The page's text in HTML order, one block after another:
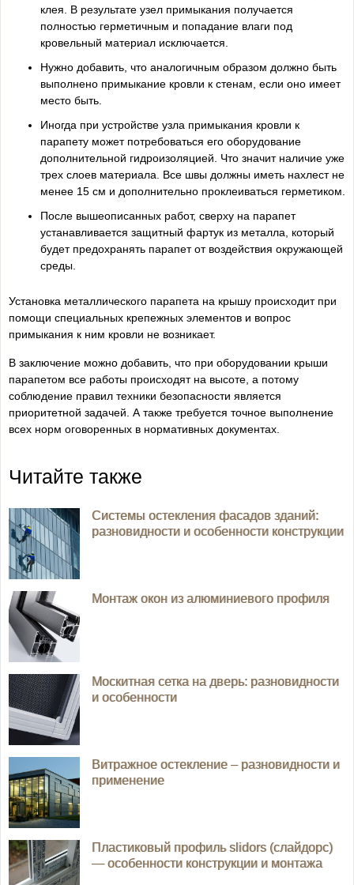
клея. В результате узел примыкания получается
полностью герметичным и попадание влаги под
кровельный материал исключается.
Нужно добавить, что аналогичным образом должно быть
выполнено примыкание кровли к стенам, если оно имеет
место быть.
Иногда при устройстве узла примыкания кровли к
парапету может потребоваться его оборудование
дополнительной гидроизоляцией. Что значит наличие уже
трех слоев материала. Все швы должны иметь нахлест не
менее 15 см и дополнительно проклеиваться герметиком.
После вышеописанных работ, сверху на парапет
устанавливается защитный фартук из металла, который
будет предохранять парапет от воздействия окружающей
среды.
Установка металлического парапета на крышу происходит при
помощи специальных крепежных элементов и вопрос
примыкания к ним кровли не возникает.
В заключение можно добавить, что при оборудовании крыши
парапетом все работы происходят на высоте, а потому
соблюдение правил техники безопасности является
приоритетной задачей. А также требуется точное выполнение
всех норм оговоренных в нормативных документах.
Читайте также
Системы остекления фасадов зданий:
разновидности и особенности конструкции
Монтаж окон из алюминиевого профиля
Москитная сетка на дверь: разновидности
и особенности
Витражное остекление – разновидности и
применение
Пластиковый профиль slidors (слайдорс)
— особенности конструкции и монтажа